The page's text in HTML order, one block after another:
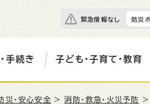
緊急情報なし 防災
手続き 子ども・子育て・教育
災・安心安全>消防・救急・火災予防